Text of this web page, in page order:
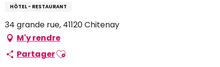
HÔTEL - RESTAURANT
34 grande rue, 41120 Chitenay
M'y rendre
PartagerAjouter aux favoris